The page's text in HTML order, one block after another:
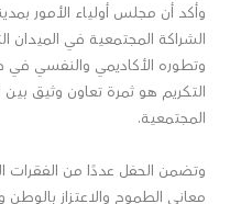
وأكد أن مجلس أولياء الأمور
الشراكة المجتمعية في الميدان
وتطوره الأكاديمي والنفسي في
التكريم هو ثمرة تعاون وثيق
المجتمعية.
وتضمن الحفل عددًا من الفقرات
معاني الطموح والاعتزاز بالوطن